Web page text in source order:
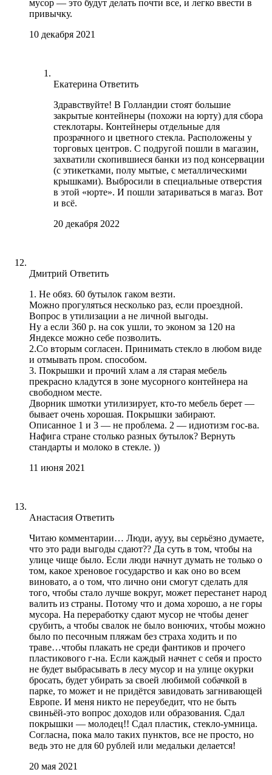
мусор — это будут делать почти все, и легко ввести в
привычку.
10 декабря 2021
Екатерина Ответить
Здравствуйте! В Голландии стоят большие
закрытые контейнеры (похожи на юрту) для сбора
стеклотары. Контейнеры отдельные для
прозрачного и цветного стекла. Расположены у
торговых центров. С подругой пошли в магазин,
захватили скопившиеся банки из под консервации
(с этикетками, полу мытые, с металлическими
крышками). Выбросили в специальные отверстия
в этой «юрте». И пошли затариваться в магаз. Вот
и всё.
20 декабря 2022
Дмитрий Ответить
1. Не обяз. 60 бутылок гаком везти.
Можно прогуляться несколько раз, если проездной.
Вопрос в утилизации а не личной выгоды.
Ну а если 360 р. на сок ушли, то эконом за 120 на
Яндексе можно себе позволить.
2.Со вторым согласен. Принимать стекло в любом виде
и отмывать пром. способом.
3. Покрышки и прочий хлам а ля старая мебель
прекрасно кладутся в зоне мусорного контейнера на
свободном месте.
Дворник шмотки утилизирует, кто-то мебель берет —
бывает очень хорошая. Покрышки забирают.
Описанное 1 и 3 — не проблема. 2 — идиотизм гос-ва.
Нафига стране столько разных бутылок? Вернуть
стандарты и молоко в стекле. ))
11 июня 2021
Анастасия Ответить
Читаю комментарии… Люди, аууу, вы серьёзно думаете,
что это ради выгоды сдают?? Да суть в том, чтобы на
улице чище было. Если люди начнут думать не только о
том, какое хреновое государство и как оно во всем
виновато, а о том, что лично они смогут сделать для
того, чтобы стало лучше вокруг, может перестанет народ
валить из страны. Потому что и дома хорошо, а не горы
мусора. На переработку сдают мусор не чтобы денег
срубить, а чтобы свалок не было вонючих, чтобы можно
было по песочным пляжам без страха ходить и по
траве…чтобы плакать не среди фантиков и прочего
пластикового г-на. Если каждый начнет с себя и просто
не будет выбрасывать в лесу мусор и на улице окурки
бросать, будет убирать за своей любимой собачкой в
парке, то может и не придётся завидовать загнивающей
Европе. И меня никто не переубедит, что не быть
свиньёй-это вопрос доходов или образования. Сдал
покрышки — молодец!! Сдал пластик, стекло-умница.
Согласна, пока мало таких пунктов, все не просто, но
ведь это не для 60 рублей или медальки делается!
20 мая 2021